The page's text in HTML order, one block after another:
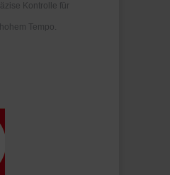
Kontrolle für
Tempo.